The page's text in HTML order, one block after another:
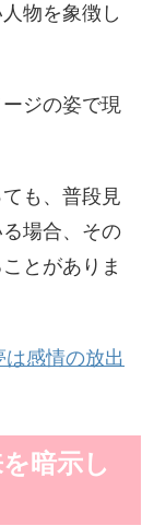
物を象徴し
ジの姿で現
も、普段見
場合、その
とがありま
は感情の放出
暗示し